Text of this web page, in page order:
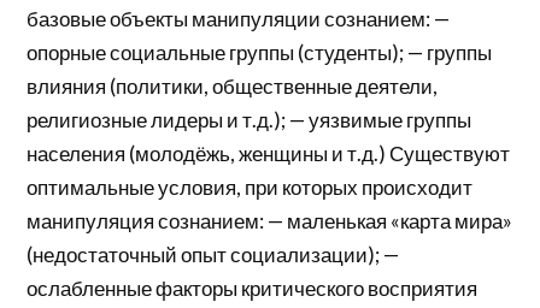
базовые объекты манипуляции сознанием: —
опорные социальные группы (студенты); — группы
влияния (политики, общественные деятели,
религиозные лидеры и т.д.); — уязвимые группы
населения (молодёжь, женщины и т.д.) Существуют
оптимальные условия, при которых происходит
манипуляция сознанием: — маленькая «карта мира»
(недостаточный опыт социализации); —
ослабленные факторы критического восприятия